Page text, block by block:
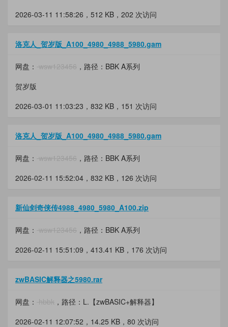
2026-03-11 11:58:26， 512 KB ，202 次访问
洛克人_贺岁版_A100_4980_4988_5980.gam
网盘： wsw123456 ，路径：BBK A系列
贺岁版
2026-03-01 11:03:23， 832 KB ，151 次访问
洛克人_贺岁版_A100_4980_4988_5980.gam
网盘： wsw123456 ，路径：BBK A系列
2026-02-11 15:52:04， 832 KB ，126 次访问
新仙剑奇侠传4988_4980_5980_A100.zip
网盘： wsw123456 ，路径：BBK A系列
2026-02-11 15:51:09， 413.41 KB ，176 次访问
zwBASIC解释器之5980.rar
网盘： hbbk ，路径：L.【zwBASIC+解释器】
2026-02-11 12:07:52， 14.25 KB ，80 次访问